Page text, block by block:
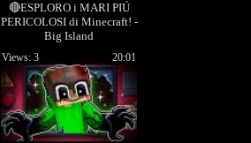
🔴ESPLORO i MARI PIÚ
PERICOLOSI di Minecraft! -
Big Island
20:01
Views: 3